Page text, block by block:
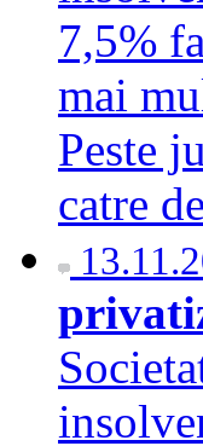
7,5%
mai
Peste
catre